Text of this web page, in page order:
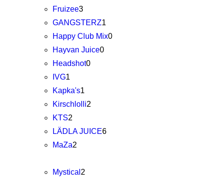
Fruizee3
GANGSTERZ1
Happy Club Mix0
Hayvan Juice0
Headshot0
IVG1
Kapka's1
Kirschlolli2
KTS2
LÄDLA JUICE6
MaZa2
Mystical 2